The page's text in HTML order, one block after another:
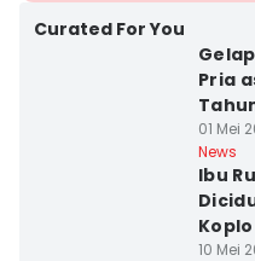
Curated For You
Pria
01 Mei
News
Ibu
Koplo
10 Mei